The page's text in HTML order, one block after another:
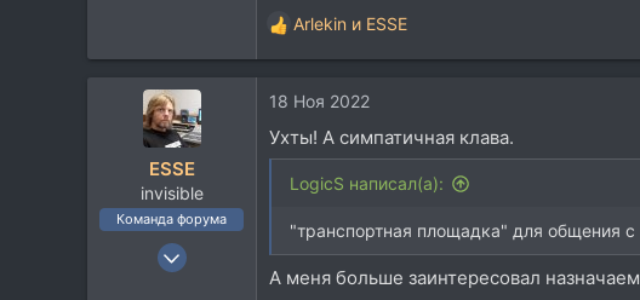
113
Р
е
к
и
Arlekin и ESSE
ESSE
invisible
Команда форума
23 Сен 2006
18 Ноя 2022
Ухты! А симпатичная клава.
LogicS написал(а):
"транспортная площадка" для общения с
А меня больше заинтересовал